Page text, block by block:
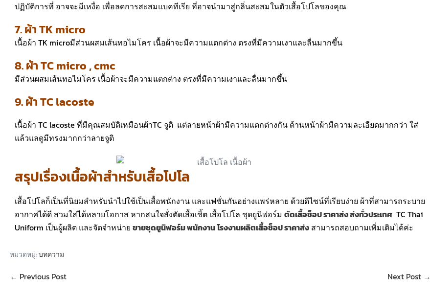
ปฏิบัติการที่ อาจจะมีเหงื่อ เพื่อลดการสะสมแบคทีเรีย ที่อาจนำมาสู่กลิ่นสะสมในตัวเสื้อโปโลของคุณ
7. ผ้า TK micro
เนื้อผ้า TK microมีส่วนผสมเส้นทอไมโคร เนื้อผ้าจะมีความแตกต่าง ตรงที่มีความเงาและลื่นมากขึ้น
8. ผ้า TC micro , cmc
มีส่วนผสมเส้นทอไมโคร เนื้อผ้าจะมีความแตกต่าง ตรงที่มีความเงาและลื่นมากขึ้น
9. ผ้า TC lacoste
เนื้อผ้า TC lacoste ที่มีคุณสมบัติเหมือนผ้าTC จูติ แต่ลายหน้าผ้ามีความแตกต่างกัน ด้านหน้าผ้ามีความละเอียดมากกว่า ใส่
แล้วแลดูมีทรงมากกว่าลายจูติ
สรุปเรื่องเนื้อผ้าสำหรับเสื้อโปโล
เสื้อโปโลก็เป็นที่นิยมสำหรับนำไปใช้เป็นเสื้อพนักงาน และแฟชั่นกันอย่างแพร่หลาย ด้วยดีไซน์ที่เรียบง่าย ผ้าที่สามารถระบาย
อากาศได้ดี สวมใส่ได้หลายโอกาส หากสนใจสั่งตัดเสื้อเชิ้ต เสื้อโปโล ชุดยูนิฟอร์ม ตัดเสื้อช็อป ราคาส่ง ส่งทั่วประเทศ TC Thai
Uniform เป็นผู้ผลิต และจัดจำหน่าย ขายชุดยูนิฟอร์ม พนักงานโรงงานผลิตเสื้อช็อป ราคาส่ง สามารถสอบถามเพิ่มเติมได้ค่ะ
หมวดหมู่:บทความ
← Previous Post Next Post →